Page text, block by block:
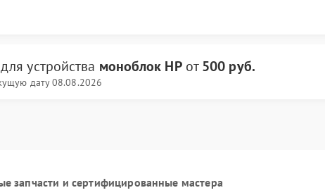
для устройства моноблок HPот500 руб.
дату 08.08.2026
запчасти и сертифицированные мастера